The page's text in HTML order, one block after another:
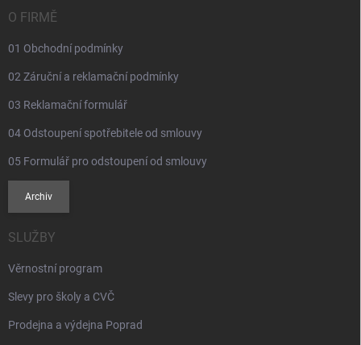
O FIRMĚ
01 Obchodní podmínky
02 Záruční a reklamační podmínky
03 Reklamační formulář
04 Odstoupení spotřebitele od smlouvy
05 Formulář pro odstoupení od smlouvy
Archiv
SLUŽBY
Věrnostní program
Slevy pro školy a CVČ
Prodejna a výdejna Poprad